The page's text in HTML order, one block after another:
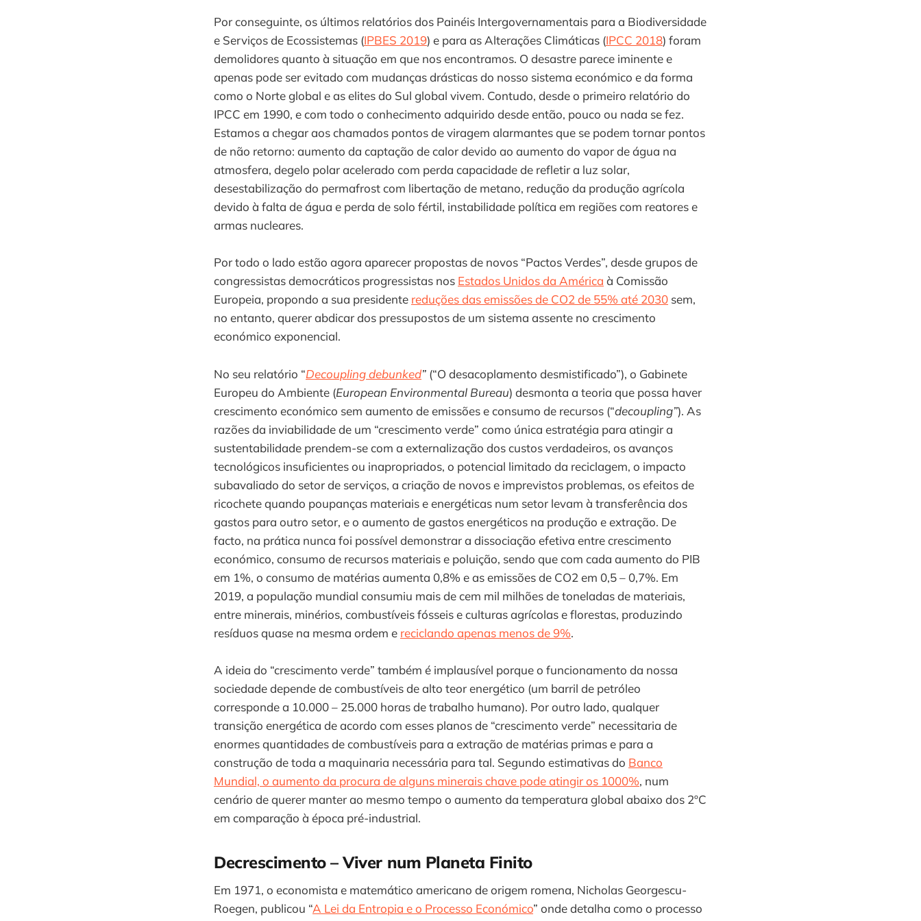
Por conseguinte, os últimos relatórios dos Painéis Intergovernamentais para a Biodiversidade
e Serviços de Ecossistemas (IPBES 2019) e para as Alterações Climáticas (IPCC 2018) foram
demolidores quanto à situação em que nos encontramos. O desastre parece iminente e
apenas pode ser evitado com mudanças drásticas do nosso sistema económico e da forma
como o Norte global e as elites do Sul global vivem. Contudo, desde o primeiro relatório do
IPCC em 1990, e com todo o conhecimento adquirido desde então, pouco ou nada se fez.
Estamos a chegar aos chamados pontos de viragem alarmantes que se podem tornar pontos
de não retorno: aumento da captação de calor devido ao aumento do vapor de água na
atmosfera, degelo polar acelerado com perda capacidade de refletir a luz solar,
desestabilização do permafrost com libertação de metano, redução da produção agrícola
devido à falta de água e perda de solo fértil, instabilidade política em regiões com reatores e
armas nucleares.
Por todo o lado estão agora aparecer propostas de novos “Pactos Verdes”, desde grupos de
congressistas democráticos progressistas nos Estados Unidos da América à Comissão
Europeia, propondo a sua presidente reduções das emissões de CO2 de 55% até 2030 sem,
no entanto, querer abdicar dos pressupostos de um sistema assente no crescimento
económico exponencial.
No seu relatório “Decoupling debunked” (“O desacoplamento desmistificado”), o Gabinete
Europeu do Ambiente (European Environmental Bureau) desmonta a teoria que possa haver
crescimento económico sem aumento de emissões e consumo de recursos (“decoupling”). As
razões da inviabilidade de um “crescimento verde” como única estratégia para atingir a
sustentabilidade prendem-se com a externalização dos custos verdadeiros, os avanços
tecnológicos insuficientes ou inapropriados, o potencial limitado da reciclagem, o impacto
subavaliado do setor de serviços, a criação de novos e imprevistos problemas, os efeitos de
ricochete quando poupanças materiais e energéticas num setor levam à transferência dos
gastos para outro setor, e o aumento de gastos energéticos na produção e extração. De
facto, na prática nunca foi possível demonstrar a dissociação efetiva entre crescimento
económico, consumo de recursos materiais e poluição, sendo que com cada aumento do PIB
em 1%, o consumo de matérias aumenta 0,8% e as emissões de CO2 em 0,5 – 0,7%. Em
2019, a população mundial consumiu mais de cem mil milhões de toneladas de materiais,
entre minerais, minérios, combustíveis fósseis e culturas agrícolas e florestas, produzindo
resíduos quase na mesma ordem e reciclando apenas menos de 9%.
A ideia do “crescimento verde” também é implausível porque o funcionamento da nossa
sociedade depende de combustíveis de alto teor energético (um barril de petróleo
corresponde a 10.000 – 25.000 horas de trabalho humano). Por outro lado, qualquer
transição energética de acordo com esses planos de “crescimento verde” necessitaria de
enormes quantidades de combustíveis para a extração de matérias primas e para a
construção de toda a maquinaria necessária para tal. Segundo estimativas do Banco
Mundial, o aumento da procura de alguns minerais chave pode atingir os 1000%, num
cenário de querer manter ao mesmo tempo o aumento da temperatura global abaixo dos 2ºC
em comparação à época pré-industrial.
Decrescimento – Viver num Planeta Finito
Em 1971, o economista e matemático americano de origem romena, Nicholas Georgescu-
Roegen, publicou “A Lei da Entropia e o Processo Económico” onde detalha como o processo